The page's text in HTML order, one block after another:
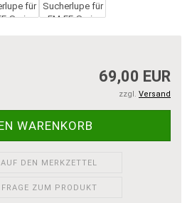
69,00 EUR
zzgl. Versand
AUF DEN MERKZETTEL
FRAGE ZUM PRODUKT